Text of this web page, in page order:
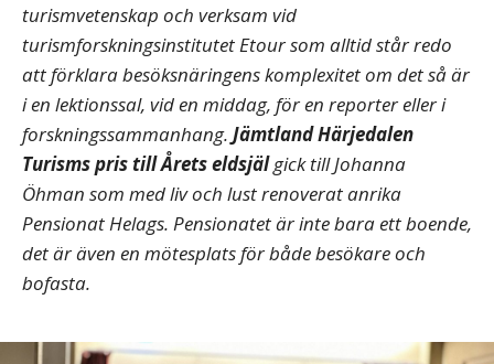
turismvetenskap och verksam vid
turismforskningsinstitutet Etoursom alltid står redo
att förklara besöksnäringens komplexitet om det så är
i en lektionssal, vid en middag, för en reporter eller i
forskningssammanhang. Jämtland Härjedalen
Turisms pris till Årets eldsjälgick till Johanna
Öhman som med liv och lust renoverat anrika
Pensionat Helags. Pensionatet är inte bara ett boende,
det är även en mötesplats för både besökare och
bofasta.